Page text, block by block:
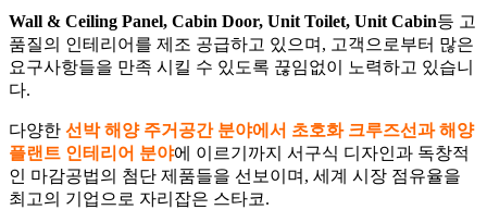
Wall & Ceiling Panel, Cabin Door, Unit Toilet, Unit Cabin등 고
품질의 인테리어를 제조 공급하고 있으며, 고객으로부터 많은
요구사항들을 만족 시킬 수 있도록 끊임없이 노력하고 있습니
다.
다양한 선박 해양 주거공간 분야에서 초호화 크루즈선과 해양
플랜트 인테리어 분야에 이르기까지 서구식 디자인과 독창적
인 마감공법의 첨단 제품들을 선보이며, 세계 시장 점유율을
최고의 기업으로 자리잡은 스타코.